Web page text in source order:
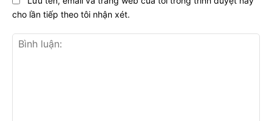
cho lần tiếp theo tôi nhận xét.